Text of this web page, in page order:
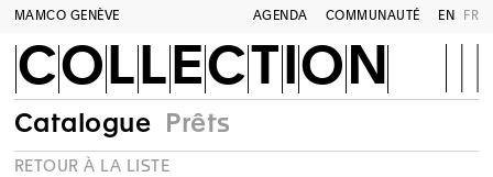
MAMCO GENÈVE AGENDA COMMUNAUTÉ EN FR
COLLECTION
Catalogue Prêts
RETOUR À LA LISTE